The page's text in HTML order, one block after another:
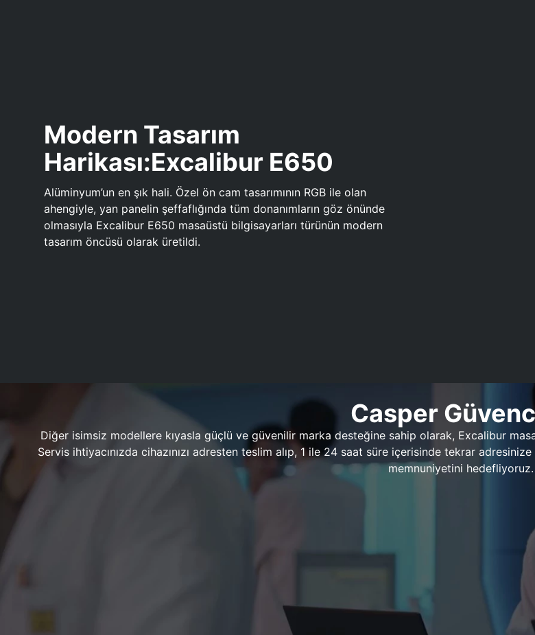
Modern Tasarım
Harikası:Excalibur E650
Alüminyum’un en şık hali. Özel ön cam tasarımının RGB ile olan
ahengiyle, yan panelin şeffaflığında tüm donanımların göz önünde
olmasıyla Excalibur E650 masaüstü bilgisayarları türünün modern
tasarım öncüsü olarak üretildi.
Casper
Diğer isimsiz modellere kıyasla güçlü ve güvenilir marka desteğine sahip olarak, Excalibur
Servis ihtiyacınızda cihazınızı adresten teslim alıp, 1 ile 24 saat süre içerisinde tekrar
memnuniyetini hedefliyoruz.